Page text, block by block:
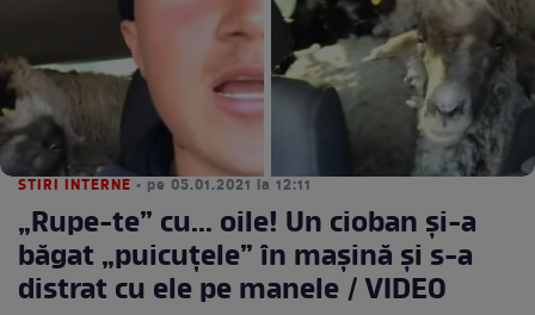
STIRI INTERNE • pe 05.01.2021 la 12:11
„Rupe-te” cu... oile! Un cioban și-a
băgat „puicuțele” în mașină și s-a
distrat cu ele pe manele / VIDEO